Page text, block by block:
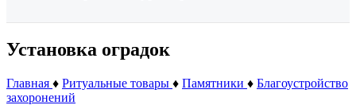
Установка оградок
Главная ♦ Ритуальные товары ♦ Памятники ♦ Благоустройство
захоронений